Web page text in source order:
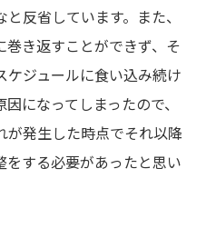
反省しています。また、
き返すことができず、そ
ケジュールに食い込み続け
になってしまったので、
が発生した時点でそれ以降
をする必要があったと思い